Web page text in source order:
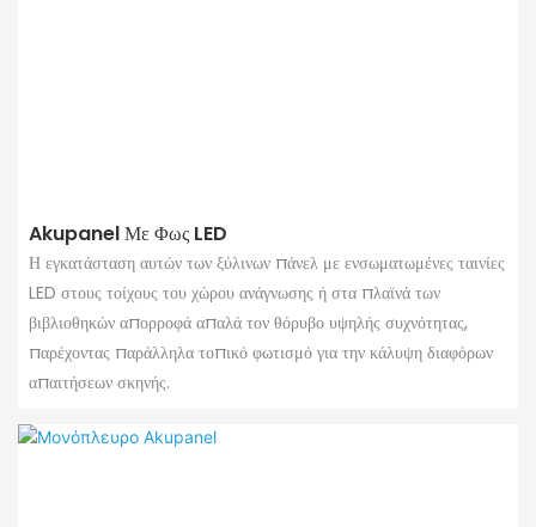
Akupanel Με Φως LED
Η εγκατάσταση αυτών των ξύλινων πάνελ με ενσωματωμένες ταινίες
LED στους τοίχους του χώρου ανάγνωσης ή στα πλαϊνά των
βιβλιοθηκών απορροφά απαλά τον θόρυβο υψηλής συχνότητας,
παρέχοντας παράλληλα τοπικό φωτισμό για την κάλυψη διαφόρων
απαιτήσεων σκηνής.